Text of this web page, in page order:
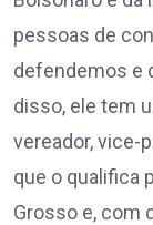
pessoas de
defendemos e
disso, ele tem
vereador, vice-
que o qualifica
Grosso e, com